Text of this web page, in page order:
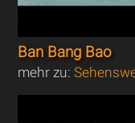
Ban Bang Bao
mehr zu: